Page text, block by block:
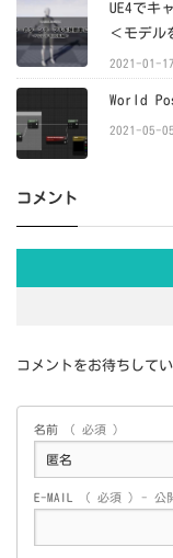
UE4でキ
＜モデル
2021-01-17
World
2021-05-05
コメント
コメントをお待ちしてい
名前 ( 必須 )
E-MAIL ( 必須 ) - 公